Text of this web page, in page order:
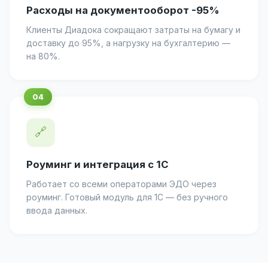
Расходы на документооборот -95%
Клиенты Диадока сокращают затраты на бумагу и
доставку до 95%, а нагрузку на бухгалтерию —
на 80%.
🔗
Роуминг и интеграция с 1С
Работает со всеми операторами ЭДО через
роуминг. Готовый модуль для 1С — без ручного
ввода данных.